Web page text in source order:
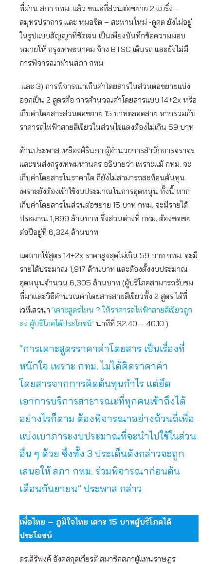
ที่ผ่าน สภา กทม. แล้ว ขณะที่ส่วนต่อขยาย 2 แบริ่ง –
สมุทรปราการ และ หมอชิต – สะพานใหม่ -คูคต ยังไม่อยู่
ในรูปแบบสัญญาที่ชัดเจน เป็นเพียงบันทึกข้อความมอบ
หมายให้ กรุงเทพธนาคม จ้าง BTSC เดินรถ และยังไม่มี
การพิจารณาผ่านสภา กทม.
และ 3) การพิจารณาเก็บค่าโดยสารในส่วนต่อขยายแบ่ง
ออกเป็น 2 สูตรคือ การคำนวณค่าโดยสารแบบ 14+2x หรือ
เก็บค่าโดยสารส่วนต่อขยาย 15 บาทตลอดสาย หากรวมกับ
ราคารถไฟฟ้าสายสีเขียวในส่วนไข่แดงต้องไม่เกิน 59 บาท
ด้านประพาส เหลืองศิรินภา ผู้อำนวยการสำนักการจราจร
และขนส่งกรุงเทพมหานคร อธิบายว่า เพราะแม้ กทม. จะ
เก็บค่าโดยสารในราคาใด ก็ยังไม่สามารถสะท้อนต้นทุน
เพราะยังต้องเข้าใช้งบประมาณในการอุดหนุน ทั้งนี้ หาก
เก็บค่าโดยสารในส่วนต่อขยาย 15 บาท กทม. จะมีรายได้
ประมาณ 1,899 ล้านบาท ซึ่งส่วนต่างที่ กทม. ต้องชดเชย
ต่อปีอยู่ที่ 6,324 ล้านบาท
แต่หากใช้สูตร 14+2x ราคาสูงสุดไม่เกิน 59 บาท กทม. จะมี
รายได้ประมาณ 1,917 ล้านบาท และต้องตั้งงบประมาณ
อุดหนุนจำนวน 6,305 ล้านบาท (ผู้บริโภคสามารถรับชม
ที่มาและวิธีคำนวณค่าโดยสารสายสีเขียวทั้ง 2 สูตร ได้ที่
เวทีเสวนา ‘เคาะสูตรไหน ? ให้ราคารถไฟฟ้าสายสีเขียวถูก
ลง ผู้บริโภคได้ประโยชน์’ นาทีที่ 32.40 – 40.10 )
“การเคาะสูตรราคาค่าโดยสาร เป็นเรื่องที่
หนักใจ เพราะ กทม. ไม่ได้คิดราคาค่า
โดยสารจากการคิดต้นทุนกำไร แต่ยึด
เอาการบริการสาธารณะที่ทุกคนเข้าถึงได้
อย่างไรก็ตาม ต้องพิจารณาอย่างถ้วนถี่เพื่อ
แบ่งเบาภาระงบประมาณที่จะนำไปใช้ในส่วน
อื่น ๆ ด้วย ซึ่งทั้ง 3 ประเด็นดังกล่าวจะถูก
เสนอให้ สภา กทม. ร่วมพิจารณาก่อนต้น
เดือนกันยายน” ประพาส กล่าว
เพื่อไทย – ภูมิใจไทย เคาะ 15 บาทผู้บริโภคได้
ประโยชน์
ดร.สิริพงศ์ อังคสกุลเกียรติ สมาชิกสภาผู้แทนราษฎร